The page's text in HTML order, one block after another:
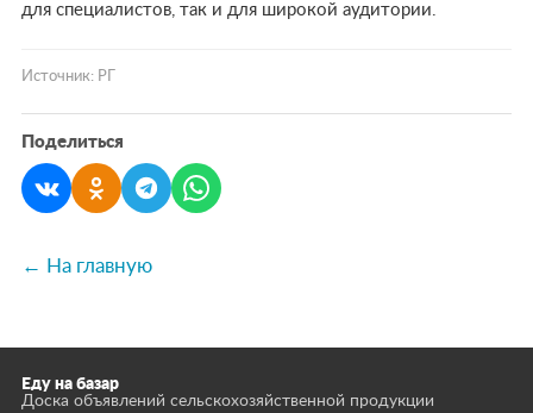
для специалистов, так и для широкой аудитории.
Источник: РГ
Поделиться
← На главную
Еду на базар
Доска объявлений сельскохозяйственной продукции